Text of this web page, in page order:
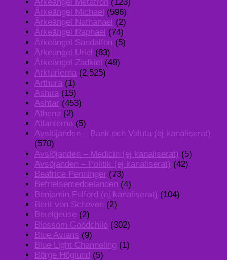
Ärkeängel Michael (596)
Ärkeängel Nathanael (2)
Ärkeängel Raphael (74)
Ärkeängel Sandalfon (5)
Ärkeängel Uriel (83)
Ärkeängel Zadkiel (48)
Arkturierna (2,525)
Arthura (1)
Ashira (15)
Ashtar (453)
Athena (2)
Atlanterna (5)
Avslöjanden – Bank och Valuta (ej kanaliserat)
(570)
Avslöjanden – Medicin (ej kanaliserat) (5)
Avsöjanden – Politik (ej kanaliserat) (42)
Beatrice Penninger (73)
Befrielsemeddelanden (4)
Benjamin Fulford (ej kanaliserat) (104)
Berit von Scheven (2)
Betelgeuse (2)
Blossom Goodchild (302)
Blue Avians (9)
Blue Light Channeling (1)
Börge Höglund (5)